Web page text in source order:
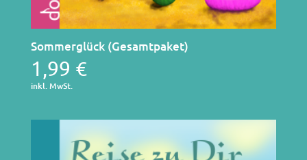
Sommerglück (Gesamtpaket)
1,99 €
inkl. MwSt.